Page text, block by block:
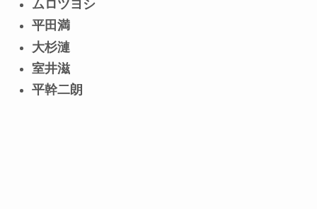
ムロツヨシ
平田満
大杉漣
室井滋
平幹二朗